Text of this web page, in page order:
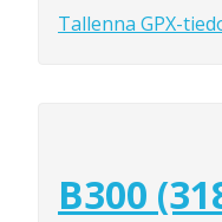
Tallenna GPX-
B300